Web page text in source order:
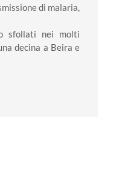
di malaria,
sfollati nei molti
decina a Beira e